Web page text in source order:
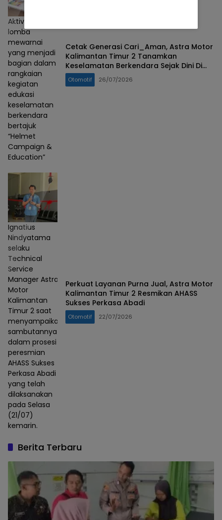
Aktivitas
lomba
mewarnai
yang menjadi
bagian dalam
rangkaian
kegiatan
edukasi
keselamatan
berkendara
bertajuk
“Helmet
Campaign &
Education”
Cetak Generasi Cari_Aman, Astra Motor
Kalimantan Timur 2 Tanamkan
Keselamatan Berkendara Sejak Dini Di
Hari Anak Nasional
Otomotif 26/07/2026
Ignatius
Nindyatama
selaku
Technical
Service
Manager Astra
Motor
Kalimantan
Timur 2 saat
menyampaikan
sambutannya
dalam prosesi
peresmian
AHASS Sukses
Perkasa Abadi
yang telah
dilaksanakan
pada Selasa
(21/07)
kemarin.
Perkuat Layanan Purna Jual, Astra Motor
Kalimantan Timur 2 Resmikan AHASS
Sukses Perkasa Abadi
Otomotif 22/07/2026
Berita Terbaru